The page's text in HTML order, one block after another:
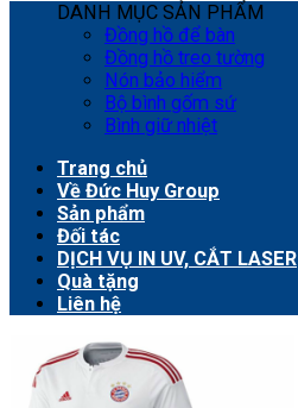
DANH MỤC SẢN PHẨM
Đồng hồ để bàn
Đồng hồ treo tường
Nón bảo hiểm
Bộ bình gốm sứ
Bình giữ nhiệt
Trang chủ
Về Đức Huy Group
Sản phẩm
Đối tác
DỊCH VỤ IN UV, CẮT LASER
Quà tặng
Liên hệ